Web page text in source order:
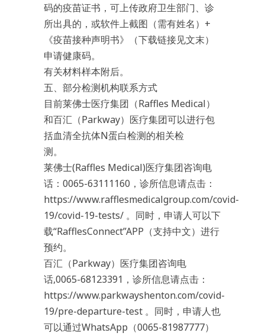
码的疫苗证书，可上传政府卫生部门、诊
所出具的，或软件上截图（需有姓名）+
《疫苗接种声明书》（下载链接见文末）
申请健康码。
有关材料样本附后。
五、部分检测机构联系方式
目前莱佛士医疗集团（Raffles Medical）
和百汇（Parkway）医疗集团可以进行包
括血清全抗体N蛋白检测的相关检
测。
莱佛士(Raffles Medical)医疗集团咨询电
话：0065-63111160，诊所信息请点击：
https://www.rafflesmedicalgroup.com/covid-
19/covid-19-tests/ 。同时，申请人可以下
载“RafflesConnect”APP（支持中文）进行
预约。
百汇（Parkway）医疗集团咨询电
话,0065-68123391，诊所信息请点击：
https://www.parkwayshenton.com/covid-
19/pre-departure-test 。同时，申请人也
可以通过WhatsApp（0065-81987777）